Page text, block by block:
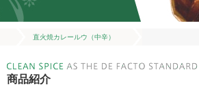
直火焼カレールウ（中辛）
商品紹介